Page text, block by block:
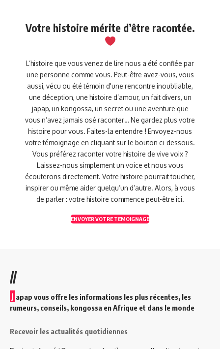
Votre histoire mérite d’être racontée.
L’histoire que vous venez de lire nous a été confiée par
une personne comme vous. Peut-être avez-vous, vous
aussi, vécu ou été témoin d'une rencontre inoubliable,
une déception, une histoire d’amour, un fait divers, un
japap, un kongossa, un secret ou une aventure que
vous n’avez jamais osé raconter… Ne gardez plus votre
histoire pour vous. Faites-la entendre ! Envoyez-nous
votre témoignage en cliquant sur le bouton ci-dessous.
Vous préférez raconter votre histoire de vive voix ?
Laissez-nous simplement un voice et nous vous
écouterons directement. Votre histoire pourrait toucher,
inspirer ou même aider quelqu’un d’autre. Alors, à vous
de parler : votre histoire commence peut-être ici.
ENVOYER VOTRE TEMOIGNAGE
//
J apap vous offre les informations les plus récentes, les
rumeurs, conseils, kongossa en Afrique et dans le monde
Recevoir les actualités quotidiennes